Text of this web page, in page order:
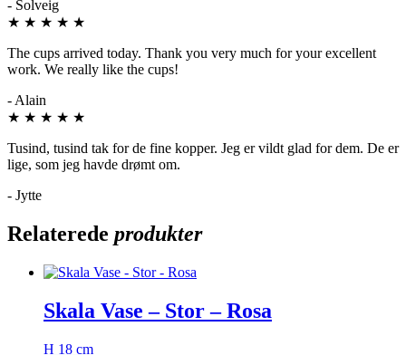
- Solveig
★ ★ ★ ★ ★
The cups arrived today. Thank you very much for your excellent
work. We really like the cups!
- Alain
★ ★ ★ ★ ★
Tusind, tusind tak for de fine kopper. Jeg er vildt glad for dem. De er
lige, som jeg havde drømt om.
- Jytte
Relaterede produkter
Skala Vase – Stor – Rosa
H 18 cm